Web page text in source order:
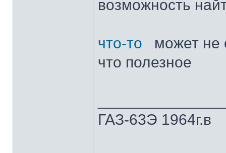
возможность
что-то
может не
что полезное
ГАЗ-63Э 1964г.в